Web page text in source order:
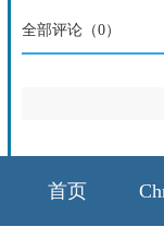
全部评论（0）
首页